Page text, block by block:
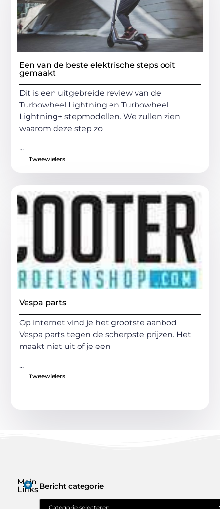
Een van de beste elektrische steps ooit
gemaakt
Dit is een uitgebreide review van de
Turbowheel Lightning en Turbowheel
Lightning+ stepmodellen. We zullen zien
waarom deze step zo
...
Tweewielers
Vespa parts
Op internet vind je het grootste aanbod
Vespa parts tegen de scherpste prijzen. Het
maakt niet uit of je een
...
Tweewielers
Main
LinksBericht categorie